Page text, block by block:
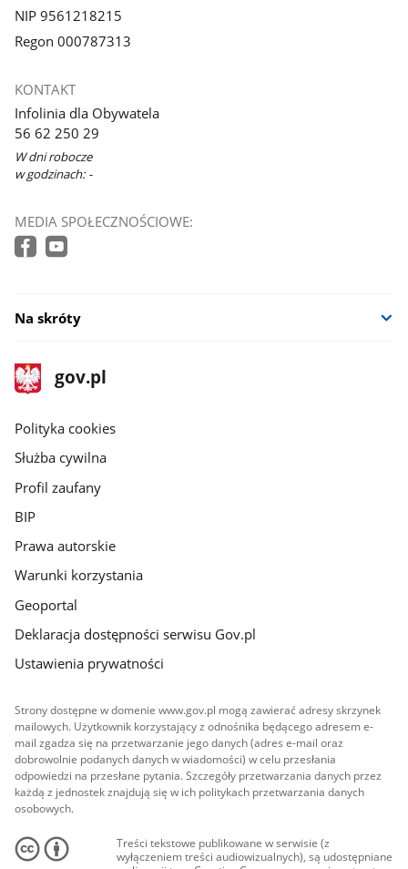
NIP 9561218215
Regon 000787313
KONTAKT
Infolinia dla Obywatela
56 62 250 29
W dni robocze
w godzinach: -
MEDIA SPOŁECZNOŚCIOWE:
Na skróty
stopka
gov.pl
Strona
gov.pl
gov.pl
Polityka cookies
Służba cywilna
Profil zaufany
BIP
Prawa autorskie
Warunki korzystania
Geoportal
Deklaracja dostępności serwisu Gov.pl
Ustawienia prywatności
Strony dostępne w domenie www.gov.pl mogą zawierać adresy skrzynek
mailowych. Użytkownik korzystający z odnośnika będącego adresem e-
mail zgadza się na przetwarzanie jego danych (adres e-mail oraz
dobrowolnie podanych danych w wiadomości) w celu przesłania
odpowiedzi na przesłane pytania. Szczegóły przetwarzania danych przez
każdą z jednostek znajdują się w ich politykach przetwarzania danych
osobowych.
Treści tekstowe publikowane w serwisie (z
wyłączeniem treści audiowizualnych), są udostępniane